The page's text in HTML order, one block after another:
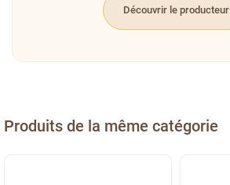
Découvrir le producteur
Produits de la même catégorie